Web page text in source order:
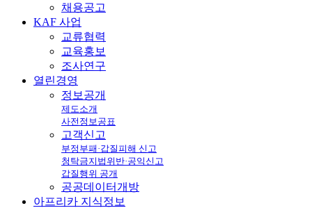
채용공고
KAF 사업
교류협력
교육홍보
조사연구
열린경영
정보공개
제도소개
사전정보공표
고객신고
부정부패·갑질피해 신고
청탁금지법위반·공익신고
갑질행위 공개
공공데이터개방
아프리카 지식정보